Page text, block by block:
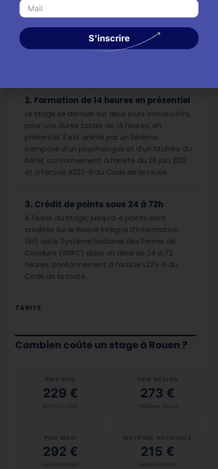
L’inscription à un stage de sensibilisation à la
centre agréé par la préfecture, conformément
à l’article R223-5 du Code de la route. Seuls
2. Formation de 14 heures en présentiel
Le stage se déroule sur deux jours consécutifs,
pour une durée totale de 14 heures, en
présentiel. Il est animé par un binôme
composé d’un psychologue et d’un titulaire du
BAFM, conformément à l’arrêté du 26 juin 2012
et à l’article R223-8 du Code de la route.
3. Crédit de points sous 24 à 72h
À l’issue du stage, jusqu’à 4 points sont
crédités sur le Relevé Intégral d’Information
(RII) via le Système National des Permis de
Conduire (SNPC) dans un délai de 24 à 72
heures, conformément à l’article L223-6 du
Code de la route.
TARIFS
Combien coûte un stage à Rouen ?
PRIX MINI
229 €
le moins cher
PRIX MÉDIAN
273 €
médiane locale
PRIX MAXI
292 €
tarif premium
MOYENNE NATIONALE
215 €
repère France
S'inscrire